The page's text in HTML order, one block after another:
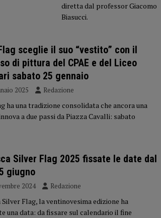
diretta dal professor Giacomo
Biasucci.
sceglie il suo “vestito” con il
di pittura del CPAE e del Liceo
sabato 25 gennaio
2025 Redazione
ha una tradizione consolidata che ancora una
a due passi da Piazza Cavalli: sabato
Silver Flag 2025 fissate le date dal
giugno
2024 Redazione
Silver Flag, la ventinovesima edizione ha
una data: da fissare sul calendario il fine